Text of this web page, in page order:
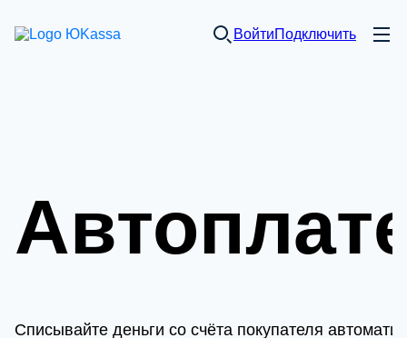
ВойтиПодключить
Списывайте деньги со счёта покупателя